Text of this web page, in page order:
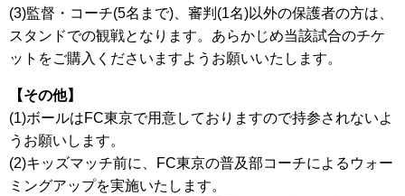
(3)監督・コーチ(5名まで)、審判(1名)以外の保護者の方は、
スタンドでの観戦となります。あらかじめ当該試合のチケ
ットをご購入くださいますようお願いいたします。
【その他】
(1)ボールはFC東京で用意しておりますので持参されないよ
うお願いします。
(2)キッズマッチ前に、FC東京の普及部コーチによるウォー
ミングアップを実施いたします。